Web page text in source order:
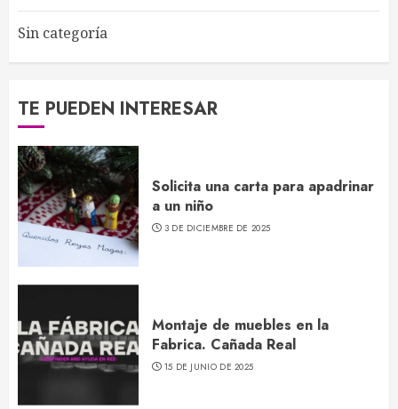
Sin categoría
TE PUEDEN INTERESAR
Solicita una carta para apadrinar
a un niño
3 DE DICIEMBRE DE 2025
Montaje de muebles en la
Fabrica. Cañada Real
15 DE JUNIO DE 2025